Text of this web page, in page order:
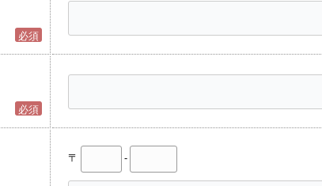
ORINASについて
会社概要
代表挨拶
スタッフ紹介
求人情報
必須
必須
〒 -